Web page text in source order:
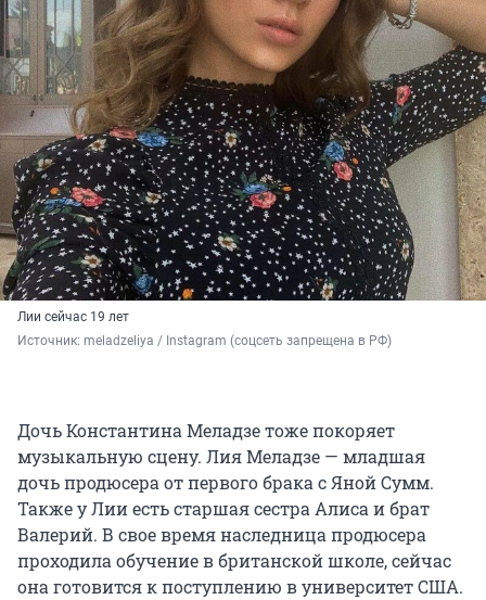
Лии сейчас 19 лет
Источник: meladzeliya / Instagram (соцсеть запрещена в РФ)
Дочь Константина Меладзе тоже покоряет
музыкальную сцену. Лия Меладзе — младшая
дочь продюсера от первого брака с Яной Сумм.
Также у Лии есть старшая сестра Алиса и брат
Валерий. В свое время наследница продюсера
проходила обучение в британской школе, сейчас
она готовится к поступлению в университет США.